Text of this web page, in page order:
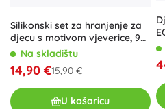
Silikonski set za hranjenje za
djecu s motivom vjeverice, 9
dijelova, tamnoplava
Na skladištu
14,90 €15,90 €
U košaricu